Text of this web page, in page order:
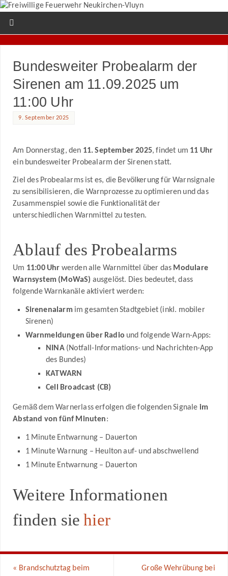
Bundesweiter Probealarm der
Sirenen am 11.09.2025 um
11:00 Uhr
9. September 2025
Am Donnerstag, den 11. September 2025, findet um 11 Uhr
ein bundesweiter Probealarm der Sirenen statt.
Ziel des Probealarms ist es, die Bevölkerung für Warnsignale
zu sensibilisieren, die Warnprozesse zu optimieren und das
Zusammenspiel sowie die Funktionalität der
unterschiedlichen Warnmittel zu testen.
Ablauf des Probealarms
Um 11:00 Uhr werden alle Warnmittel über das Modulare
Warnsystem (MoWaS) ausgelöst. Dies bedeutet, dass
folgende Warnkanäle aktiviert werden:
Sirenenalarmim gesamten Stadtgebiet (inkl. mobiler
Sirenen)
Warnmeldungen über Radio und folgende Warn-Apps:
NINA(Notfall-Informations- und Nachrichten-App
des Bundes)
KATWARN
Cell Broadcast (CB)
Gemäß dem Warnerlass erfolgen die folgenden Signale im
Abstand von fünf Minuten:
1 Minute Entwarnung – Dauerton
1 Minute Warnung – Heulton auf- und abschwellend
1 Minute Entwarnung – Dauerton
Weitere Informationen
finden siehier
« Brandschutztag beim
Große Wehrübung bei